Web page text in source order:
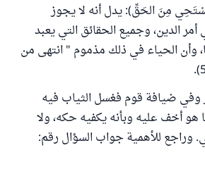
مِنَ الحَقِّ): يدل أنه لا يجوز
الدين، وجميع الحقائق التي يعبد
وأن الحياء في ذلك مذموم " انتهى من
وفي ضيافة قوم فغسل الثياب فيه
أخف عليه وبأنه يكفيه حكه، ولا
وراجع للأهمية جواب السؤال رقم: